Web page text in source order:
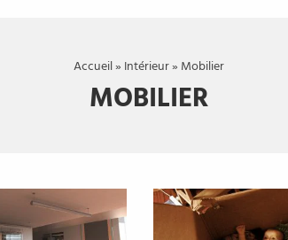
Accueil» Intérieur» Mobilier
MOBILIER